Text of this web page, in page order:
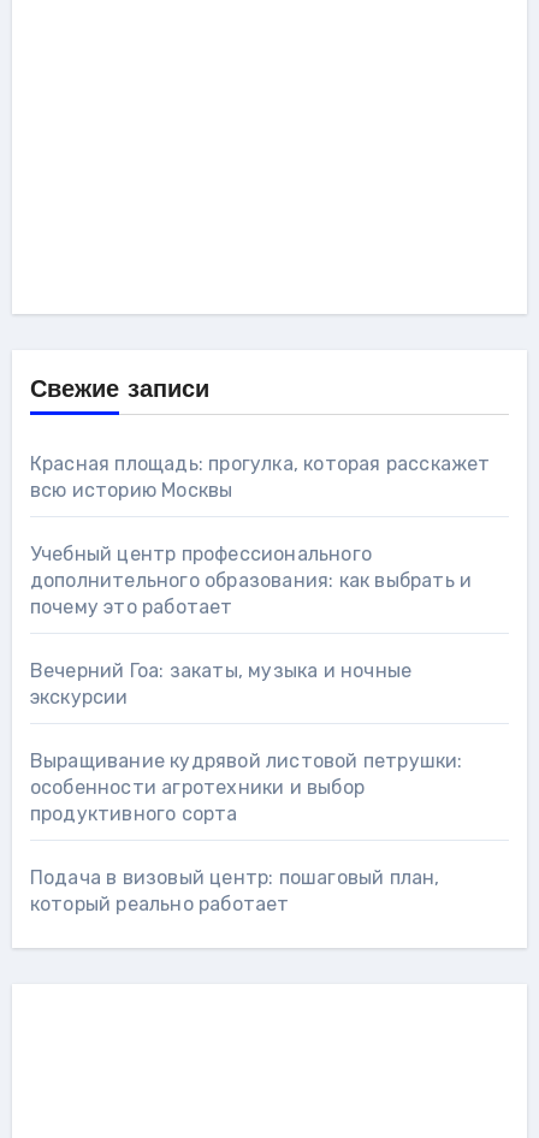
Свежие записи
Красная площадь: прогулка, которая расскажет
всю историю Москвы
Учебный центр профессионального
дополнительного образования: как выбрать и
почему это работает
Вечерний Гоа: закаты, музыка и ночные
экскурсии
Выращивание кудрявой листовой петрушки:
особенности агротехники и выбор
продуктивного сорта
Подача в визовый центр: пошаговый план,
который реально работает